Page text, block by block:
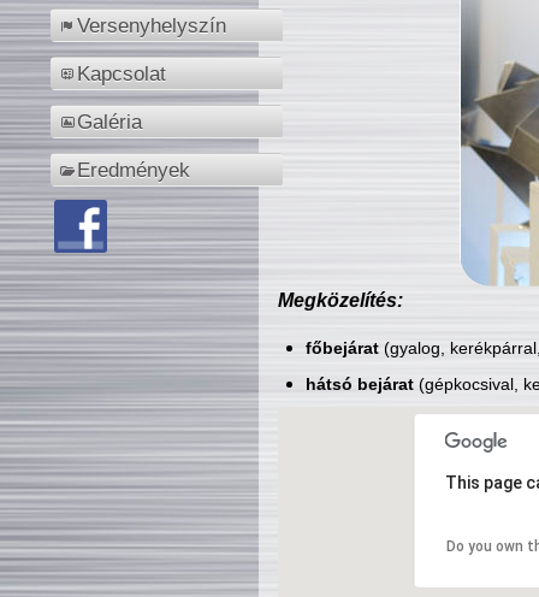
Versenyhelyszín
Kapcsolat
Galéria
Eredmények
Megközelítés:
főbejárat(gyalog,
hátsó bejárat(gépkocsival,
This page
Do you own